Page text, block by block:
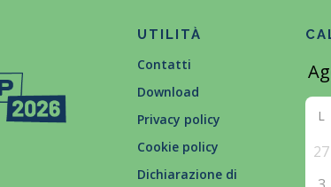
UTILITÀ
Contatti
Download
Privacy policy
Cookie policy
Dichiarazione di
L
27